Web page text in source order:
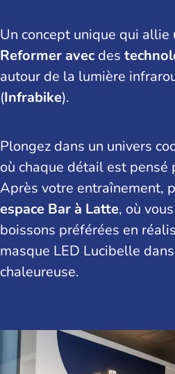
Un concept unique qui allie
Reformer avec des
autour de la lumière
(Infrabike).
Plongez dans un univers
où chaque détail est
Après votre entraînement,
espace Bar à Latte, où
boissons préférées en
masque LED Lucibelle
chaleureuse.